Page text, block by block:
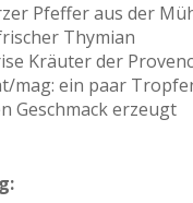
Pfeffer aus der
Thymian
Kräuter der
mag: ein paar
Geschmack erzeugt